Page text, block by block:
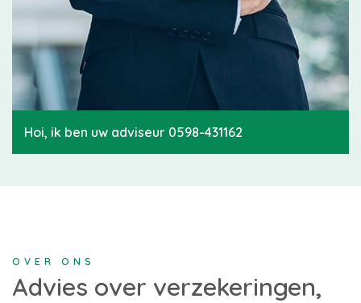
Hoi, ik ben uw adviseur 0598-431162
OVER ONS
Advies over verzekeringen,